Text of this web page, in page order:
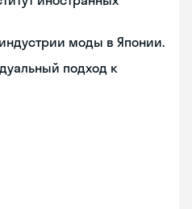
моды в Японии.
подход к